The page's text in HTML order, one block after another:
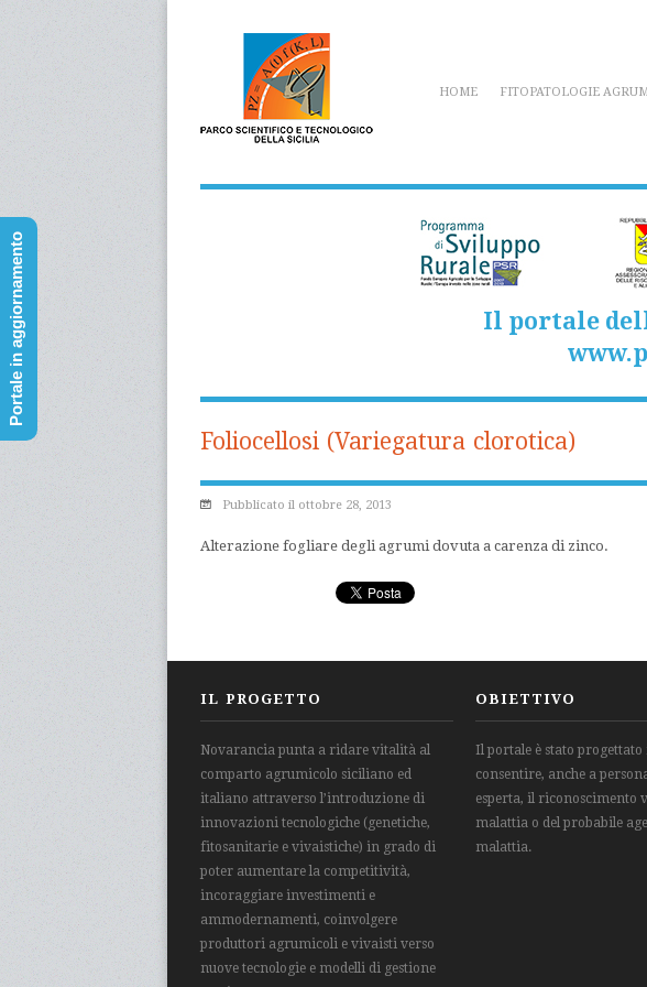
HOME FITOPATOLOGIE
Il portale
Foliocellosi (Variegatura clorotica)
Pubblicato il ottobre 28, 2013
Alterazione fogliare degli agrumi dovuta a carenza di zinco.
IL PROGETTO
Novarancia punta a ridare vitalità al
comparto agrumicolo siciliano ed
italiano attraverso l’introduzione di
innovazioni tecnologiche (genetiche,
fitosanitarie e vivaistiche) in grado di
poter aumentare la competitività,
incoraggiare investimenti e
ammodernamenti, coinvolgere
produttori agrumicoli e vivaisti verso
nuove tecnologie e modelli di gestione
OBIETTIVO
Il portale è stato
consentire, anche a
esperta, il riconoscimento
malattia o del probabile
malattia.
Portale in aggiornamento